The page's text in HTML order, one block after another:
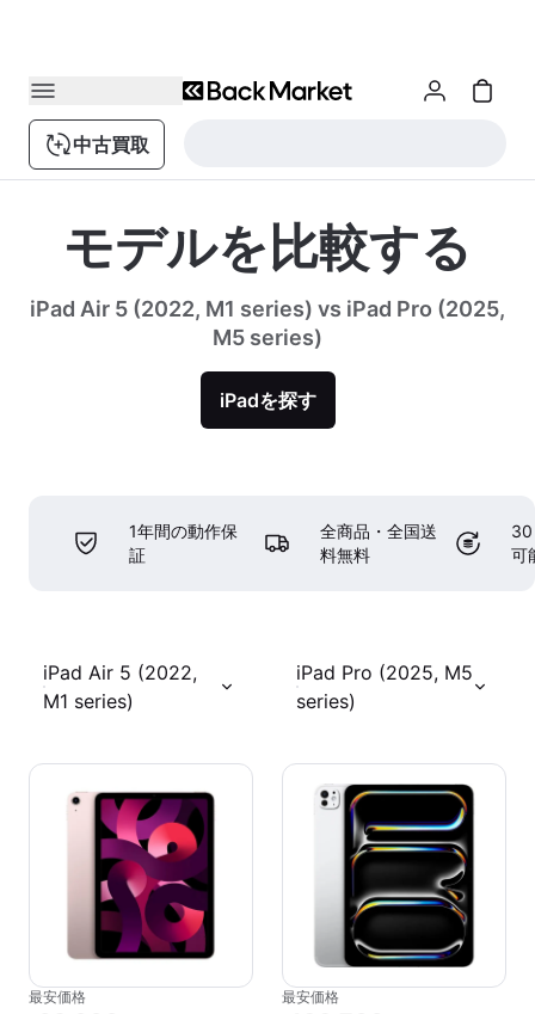
中古買取
モデルを比較する
iPad Air 5 (2022, M1 series) vs iPad Pro (2025,
M5 series)
iPadを探す
1年間の動作保
証
全商品・全国送
料無料
30
可
iPad Air 5 (2022,
M1 series)
iPad Pro (2025, M5
series)
最安価格 最安価格